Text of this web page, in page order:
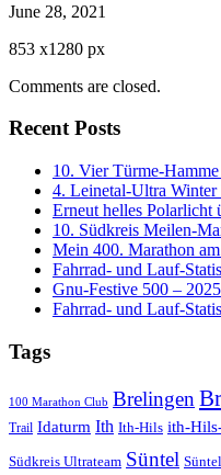
June 28, 2021
853 x1280 px
Comments are closed.
Recent Posts
10. Vier Türme-
4. Leinetal-Ultra
Erneut helles
10. Südkreis Meilen-
Mein 400. Marathon
Fahrrad- und Lauf-
Gnu-Festive 500 – 2025
Fahrrad- und Lauf-
Tags
100 Marathon Club Brelingen
Trail Idaturm Ith Ith-Hils ith-
Südkreis Ultrateam Süntel